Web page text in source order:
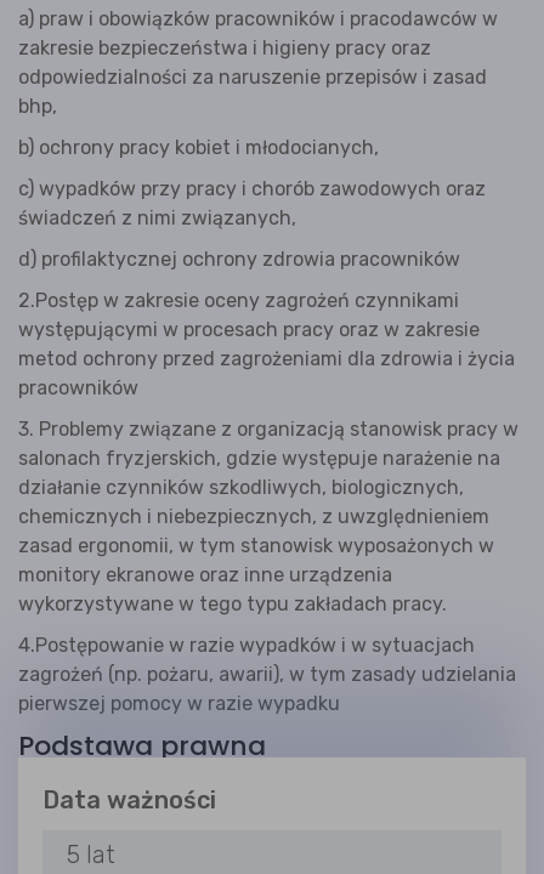
a) praw i obowiązków pracowników i pracodawców w
zakresie bezpieczeństwa i higieny pracy oraz
odpowiedzialności za naruszenie przepisów i zasad
bhp,
b) ochrony pracy kobiet i młodocianych,
c) wypadków przy pracy i chorób zawodowych oraz
świadczeń z nimi związanych,
d) profilaktycznej ochrony zdrowia pracowników
2.Postęp w zakresie oceny zagrożeń czynnikami
występującymi w procesach pracy oraz w zakresie
metod ochrony przed zagrożeniami dla zdrowia i życia
pracowników
3. Problemy związane z organizacją stanowisk pracy w
salonach fryzjerskich, gdzie występuje narażenie na
działanie czynników szkodliwych, biologicznych,
chemicznych i niebezpiecznych, z uwzględnieniem
zasad ergonomii, w tym stanowisk wyposażonych w
monitory ekranowe oraz inne urządzenia
wykorzystywane w tego typu zakładach pracy.
4.Postępowanie w razie wypadków i w sytuacjach
zagrożeń (np. pożaru, awarii), w tym zasady udzielania
pierwszej pomocy w razie wypadku
Podstawa prawna
Ustawa Kodeks Pracy; Rozporządzenie w sprawie
szkolenia w dziedzinie bhp.
Zamów Szkolenie
Data ważności
5 lat